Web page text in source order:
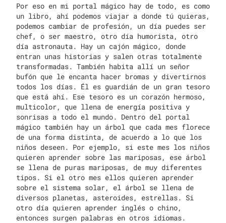
Por eso en mi portal mágico hay de todo, es como
un libro, ahí podemos viajar a donde tú quieras,
podemos cambiar de profesión, un día puedes ser
chef, o ser maestro, otro día humorista, otro
día astronauta. Hay un cajón mágico, donde
entran unas historias y salen otras totalmente
transformadas. También habita allí un señor
bufón que le encanta hacer bromas y divertirnos
todos los días. Él es guardián de un gran tesoro
que está ahí. Ese tesoro es un corazón hermoso,
multicolor, que llena de energía positiva y
sonrisas a todo el mundo. Dentro del portal
mágico también hay un árbol que cada mes florece
de una forma distinta, de acuerdo a lo que los
niños deseen. Por ejemplo, si este mes los niños
quieren aprender sobre las mariposas, ese árbol
se llena de puras mariposas, de muy diferentes
tipos. Si el otro mes ellos quieren aprender
sobre el sistema solar, el árbol se llena de
diversos planetas, asteroides, estrellas. Si
otro día quieren aprender inglés o chino,
entonces surgen palabras en otros idiomas.